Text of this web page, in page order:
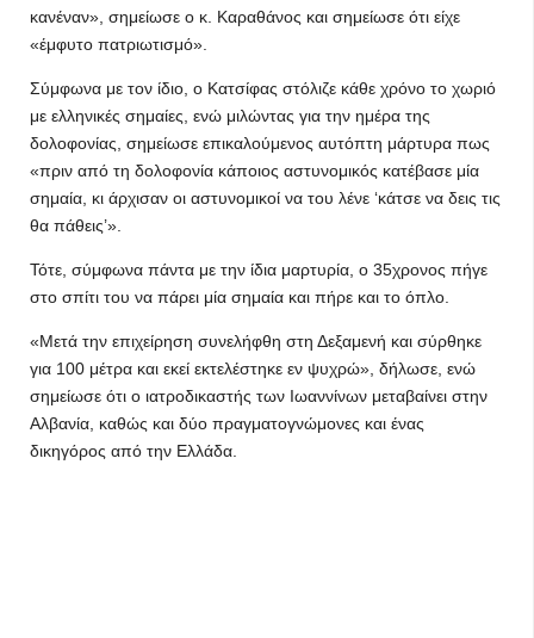
κανέναν», σημείωσε ο κ. Καραθάνος και σημείωσε ότι είχε
«έμφυτο πατριωτισμό».
Σύμφωνα με τον ίδιο, ο Κατσίφας στόλιζε κάθε χρόνο το χωριό
με ελληνικές σημαίες, ενώ μιλώντας για την ημέρα της
δολοφονίας, σημείωσε επικαλούμενος αυτόπτη μάρτυρα πως
«πριν από τη δολοφονία κάποιος αστυνομικός κατέβασε μία
σημαία, κι άρχισαν οι αστυνομικοί να του λένε ‘κάτσε να δεις τις
θα πάθεις’».
Τότε, σύμφωνα πάντα με την ίδια μαρτυρία, ο 35χρονος πήγε
στο σπίτι του να πάρει μία σημαία και πήρε και το όπλο.
«Μετά την επιχείρηση συνελήφθη στη Δεξαμενή και σύρθηκε
για 100 μέτρα και εκεί εκτελέστηκε εν ψυχρώ», δήλωσε, ενώ
σημείωσε ότι ο ιατροδικαστής των Ιωαννίνων μεταβαίνει στην
Αλβανία, καθώς και δύο πραγματογνώμονες και ένας
δικηγόρος από την Ελλάδα.